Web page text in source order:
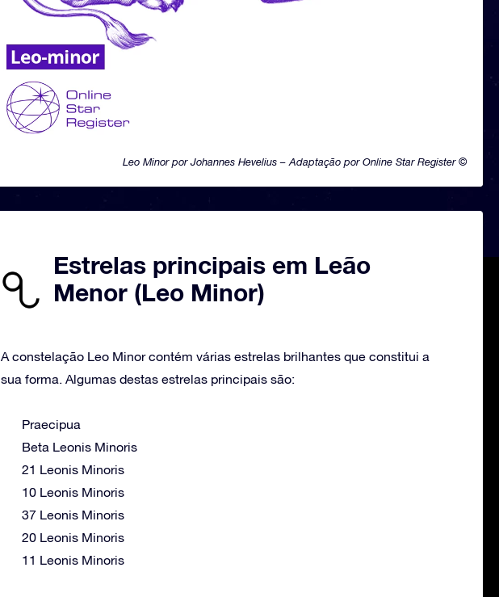
Leo Minor por Johannes Hevelius – Adaptação por Online Star Register ©
Estrelas principais em Leão
Menor (Leo Minor)
A constelação Leo Minor contém várias estrelas brilhantes que constitui a
sua forma. Algumas destas estrelas principais são:
Praecipua
Beta Leonis Minoris
21 Leonis Minoris
10 Leonis Minoris
37 Leonis Minoris
20 Leonis Minoris
11 Leonis Minoris